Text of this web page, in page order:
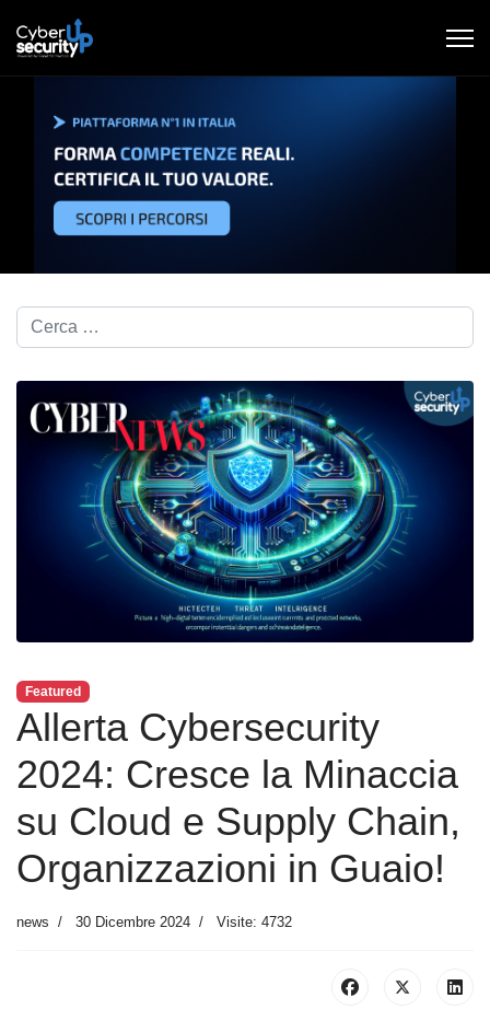
Cerca nel blog...
Featured
Allerta Cybersecurity
2024: Cresce la Minaccia
su Cloud e Supply Chain,
Organizzazioni in Guaio!
news 30 Dicembre 2024 Visite: 4732